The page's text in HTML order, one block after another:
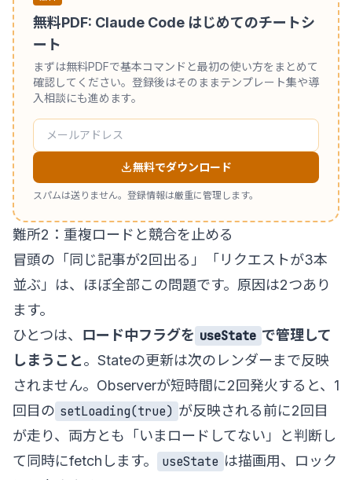
無料PDF: Claude Code はじめてのチートシ
ート
まずは無料PDFで基本コマンドと最初の使い方をまとめて
確認してください。登録後はそのままテンプレート集や導
入相談にも進めます。
無料でダウンロード
スパムは送りません。登録情報は厳重に管理します。
難所2：重複ロードと競合を止める
冒頭の「同じ記事が2回出る」「リクエストが3本
並ぶ」は、ほぼ全部この問題です。原因は2つあり
ます。
ひとつは、 ロード中フラグを useState で管理して
しまうこと。Stateの更新は次のレンダーまで反映
されません。Observerが短時間に2回発火すると、1
回目の setLoading(true) が反映される前に2回目
が走り、両方とも「いまロードしてない」と判断し
て同時にfetchします。
useState は描画用、ロック